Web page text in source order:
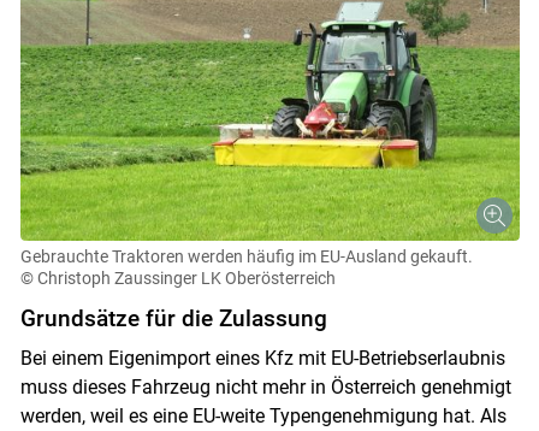
Gebrauchte Traktoren werden häufig im EU-Ausland gekauft.
© Christoph Zaussinger LK Oberösterreich
Grundsätze für die Zulassung
Bei einem Eigenimport eines Kfz mit EU-Betriebserlaubnis
muss dieses Fahrzeug nicht mehr in Österreich genehmigt
werden, weil es eine EU-weite Typengenehmigung hat. Als